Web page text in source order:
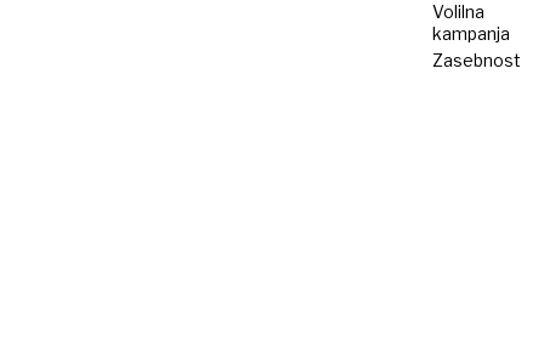
Volilna
kampanja
Zasebnost